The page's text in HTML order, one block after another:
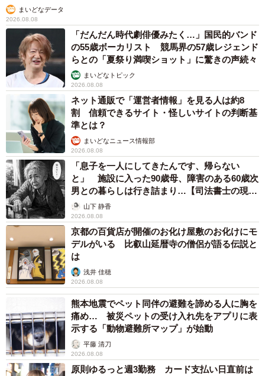
察も動物の案件だと軽く見ず先の事件の抑止と思い動いて
ほしいです。なので、私たちも管理会社に部屋を現状維持
してもらうほか、飼い主の本籍など情報を警察に提供して
いただいて虐待事件として立件できるよう動いています」
今も自力で立つことも顔を上げることさえもできない猫。酸素室で安静
にしているという（「アニマルレスキューたんぽぽ」さん提供、Xよりキ
ャプチャ撮影）
マンションに置き去りにされ1ヶ月半も放置され餓死寸前で
動けなくなった瀕死状態の猫をレスキューしました。密室
の中で暑さと極度の飢えと脱水から水を飲もうとして便器
の横で倒れていました。
寸前 #動物置き去り事件 pic.twitter.com/zZdhQMTDhG
まいどなデータ
2026.08.08
「だんだん時代劇俳優みたく…」国民的バンド
の55歳ボーカリスト 競馬界の57歳レジェンド
らとの「夏祭り満喫ショット」に驚きの声続々
まいどなトピック
2026.08.08
ネット通販で「運営者情報」を見る人は約8
割 信頼できるサイト・怪しいサイトの判断基
準とは？
まいどなニュース情報部
2026.08.08
「息子を一人にしてきたんです、帰らない
と」 施設に入った90歳母、障害のある60歳次
男との暮らしは行き詰まり…【司法書士の現場
から】山下 静香
2026.08.08
京都の百貨店が開催のお化け屋敷のお化けにモ
デルがいる 比叡山延暦寺の僧侶が語る伝説と
は
浅井 佳穂
2026.08.08
熊本地震でペット同伴の避難を諦める人に胸を
痛め… 被災ペットの受け入れ先をアプリに表
示する「動物避難所マップ」が始動
平藤 清刀
2026.08.08
原則ゆるっと週3勤務 カード支払い日直前は